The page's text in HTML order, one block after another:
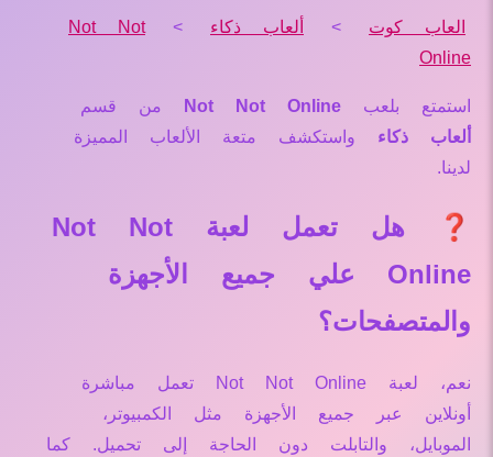
العاب كوت > ألعاب ذكاء >
Not Not
Online
استمتع بلعب Not Not Online من قسم
ألعاب ذكاء واستكشف متعة الألعاب المميزة
لدينا.
❓ هل تعمل لعبة Not Not
Online علي جميع الأجهزة
والمتصفحات؟
نعم، لعبة Not Not Online تعمل مباشرة
أونلاين عبر جميع الأجهزة مثل الكمبيوتر،
الموبايل، والتابلت دون الحاجة إلى تحميل. كما